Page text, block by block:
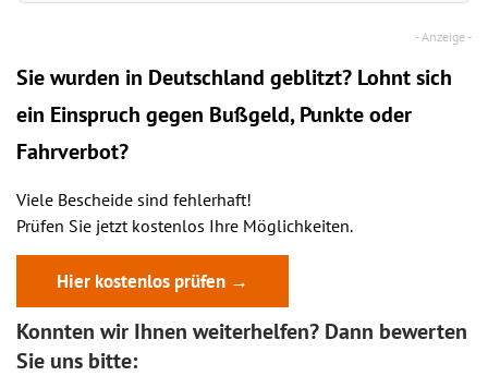
Sie wurden in Deutschland geblitzt? Lohnt sich
ein Einspruch gegen Bußgeld, Punkte oder
Fahrverbot?
Viele Bescheide sind fehlerhaft!
Prüfen Sie jetzt kostenlos Ihre Möglichkeiten.
Hier kostenlos prüfen →
Konnten wir Ihnen weiterhelfen? Dann bewerten
Sie uns bitte: